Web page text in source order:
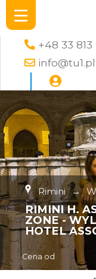
+48 33
info@tu1.pl
Rimini →
RIMINI H.
ZONE -
HOTEL
Cena od